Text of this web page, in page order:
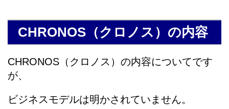
CHRONOS（クロノス）の内容
CHRONOS（クロノス）の内容についてです
が、
ビジネスモデルは明かされていません。